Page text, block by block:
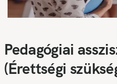
Pedagógiai
(Érettségi